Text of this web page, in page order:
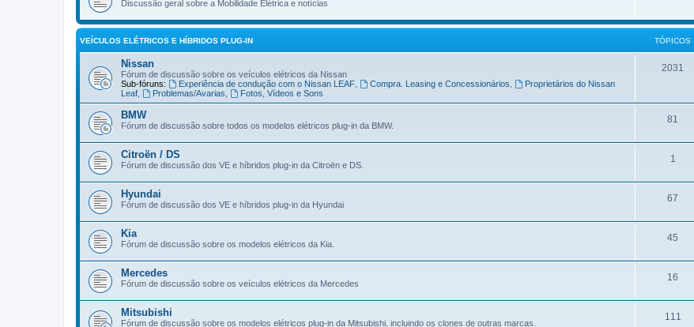
Discussão geral sobre a Mobilidade Elétrica e notícias
VEÍCULOS ELÉTRICOS E HÍBRIDOS PLUG-IN TÓPICOS
Nissan
Fórum de discussão sobre os veículos elétricos da Nissan
Sub-fóruns:
Experiência de condução com o Nissan LEAF, Compra. Leasing e Concessionários
Proprietários do Nissan
Leaf
Problemas/Avarias Fotos, Vídeos e Sons
2031
BMW
Fórum de discussão sobre todos os modelos elétricos plug-in da BMW.
81
Citroën / DS
Fórum de discussão dos VE e híbridos plug-in da Citroën e DS.
1
Hyundai
Fórum de discussão dos VE e híbridos plug-in da Hyundai
67
Kia
Fórum de discussão sobre os modelos elétricos da Kia.
45
Mercedes
Fórum de discussão sobre os veículos elétricos da Mercedes
16
Mitsubishi
Fórum de discussão sobre os modelos elétricos plug-in da Mitsubishi, incluindo os clones de outras marcas.
111